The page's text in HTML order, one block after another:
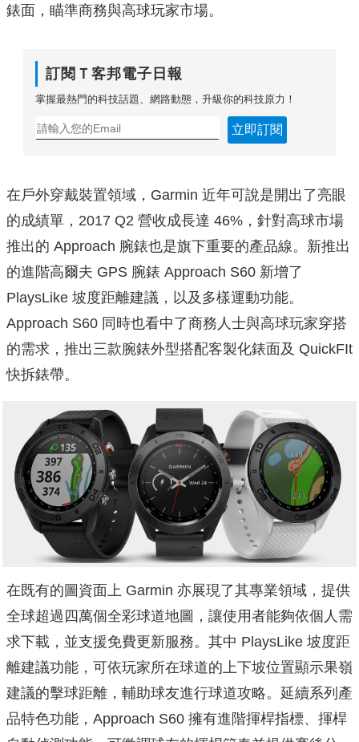
錶面，瞄準商務與高球玩家市場。
訂閱Ｔ客邦電子日報
掌握最熱門的科技話題、網路動態，升級你的科技原力！
立即訂閱
在戶外穿戴裝置領域，Garmin 近年可說是開出了亮眼
的成績單，2017 Q2 營收成長達 46%，針對高球市場
推出的 Approach 腕錶也是旗下重要的產品線。新推出
的進階高爾夫 GPS 腕錶 Approach S60 新增了
PlaysLike 坡度距離建議，以及多樣運動功能。
Approach S60 同時也看中了商務人士與高球玩家穿搭
的需求，推出三款腕錶外型搭配客製化錶面及 QuickFIt
快拆錶帶。
在既有的圖資面上 Garmin 亦展現了其專業領域，提供
全球超過四萬個全彩球道地圖，讓使用者能夠依個人需
求下載，並支援免費更新服務。其中 PlaysLike 坡度距
離建議功能，可依玩家所在球道的上下坡位置顯示果嶺
建議的擊球距離，輔助球友進行球道攻略。延續系列產
品特色功能，Approach S60 擁有進階揮桿指標、揮桿